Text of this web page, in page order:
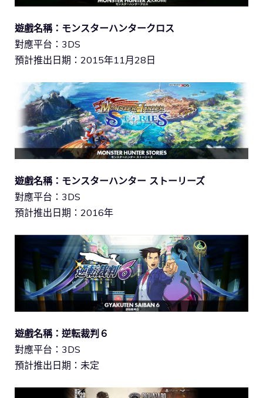
遊戲名稱：モンスターハンタークロス
對應平台：3DS
預計推出日期：2015年11月28日
遊戲名稱：モンスターハンター ストーリーズ
對應平台：3DS
預計推出日期：2016年
遊戲名稱：逆転裁判６
對應平台：3DS
預計推出日期：未定